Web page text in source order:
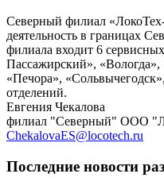
Северный филиал
деятельность в границах
филиала входит 6
Пассажирский»,
«Печора»,
отделений.
Евгения Чекалова
филиал "Северный" ООО
ChekalovaES@locotech.ru
Последние новости